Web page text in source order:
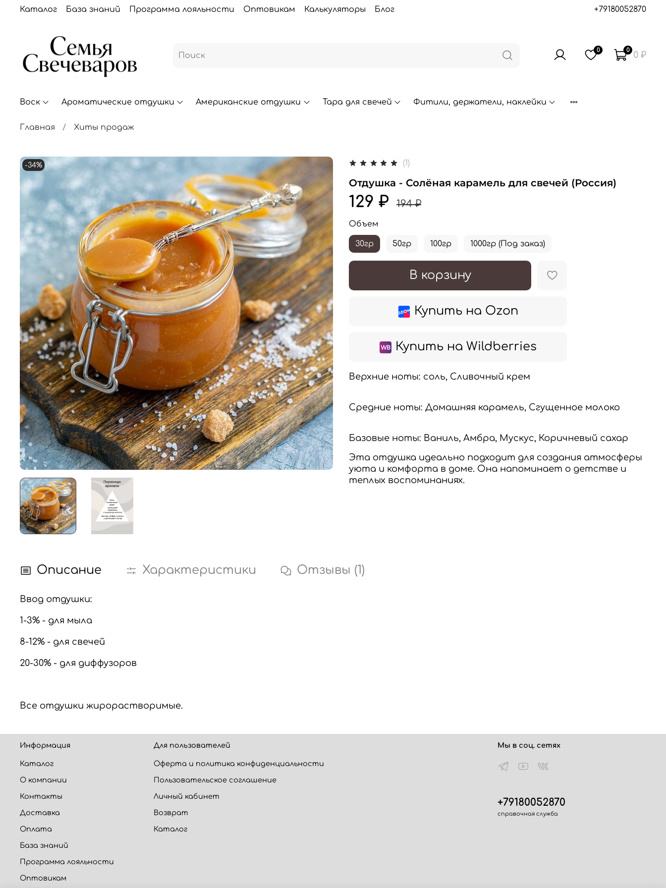
Каталог База знаний Программа лояльности Оптовикам Калькуляторы Блог +79180052870
0 0 0 ₽
Воск Ароматические отдушки Американские отдушки Тара для свечей Фитили, держатели, наклейки
Главная Хиты продаж
-34% (1)
Отдушка - Солёная карамель для свечей (Россия)
129 ₽ 194 ₽
В корзину
Купить на Ozon
Купить на Wildberries
Объем
30гр 50гр 100гр 1000гр (Под заказ)
Верхние ноты: соль, Сливочный крем
Средние ноты: Домашняя карамель, Сгущенное молоко
Базовые ноты: Ваниль, Амбра, Мускус, Коричневый сахар
Эта отдушка идеально подходит для создания атмосферы
уюта и комфорта в доме. Она напоминает о детстве и
теплых воспоминаниях.
Описание Характеристики Отзывы (1)
Ввод отдушки:
1-3% - для мыла
8-12% - для свечей
20-30% - для диффузоров
Все отдушки жирорастворимые.
Информация
Каталог
О компании
Контакты
Доставка
Оплата
База знаний
Программа лояльности
Оптовикам
Для пользователей
Оферта и политика конфиденциальности
Пользовательское соглашение
Личный кабинет
Возврат
Каталог
Мы в соц. сетях
+79180052870
справочная служба